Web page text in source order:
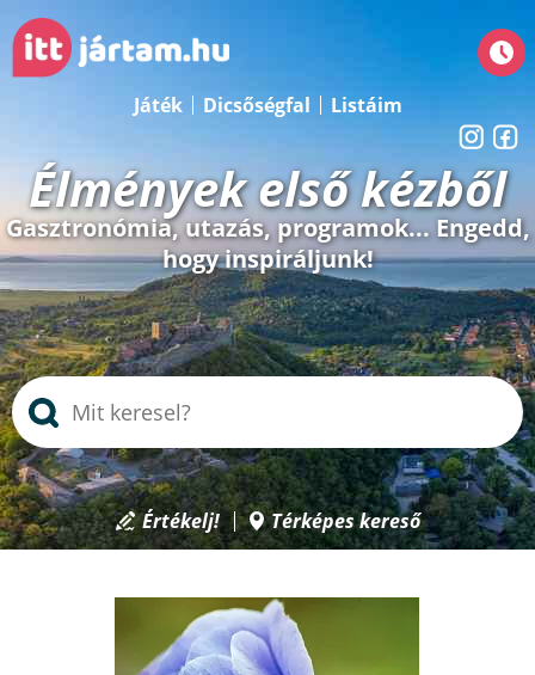
Játék Dicsőségfal Listáim
Élmények első kézből
Gasztronómia, utazás, programok... Engedd,
hogy inspiráljunk!
Értékelj! Térképes kereső